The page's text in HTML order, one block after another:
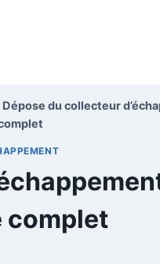
Dépose du collecteur
complet